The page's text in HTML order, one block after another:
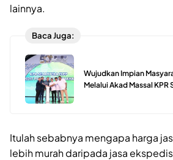
lainnya.
Baca Juga:
Wujudkan Impian
Melalui Akad Massal KPR
Itulah sebabnya mengapa harga
lebih murah daripada jasa